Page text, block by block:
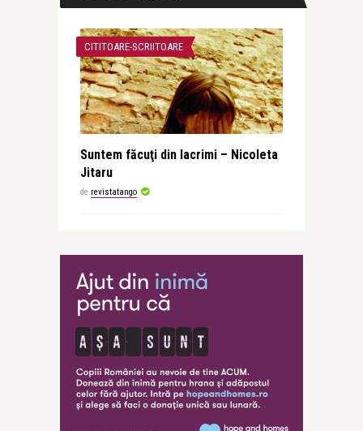
CITITOARE-SCRIITOARE
Suntem făcuţi din lacrimi – Nicoleta
Jitaru
de revistatango